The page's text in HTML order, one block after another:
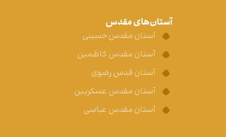
آستان‌های مقدس
آستان مقدس حسینی
آستان مقدس کاظمین
آستان قدس رضوی
آستان مقدس عسکریین
آستان مقدس عباسی